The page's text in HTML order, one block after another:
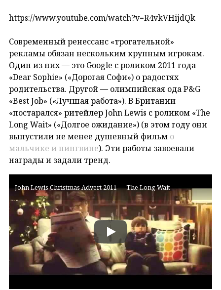
https://www.youtube.com/watch?v=R4vkVHijdQk
Современный ренессанс «трогательной»
рекламы обязан нескольким крупным игрокам.
Один из них — это Google с роликом 2011 года
«Dear Sophie» («Дорогая Софи») о радостях
родительства. Другой — олимпийская ода P&G
«Best Job» («Лучшая работа»). В Британии
«постарался» ритейлер John Lewis с роликом «The
Long Wait» («Долгое ожидание») (в этом году они
выпустили не менее душевный фильм о
мальчике и пингвине). Эти работы завоевали
награды и задали тренд.
John Lewis Christmas Advert 2011 — The Long Wait